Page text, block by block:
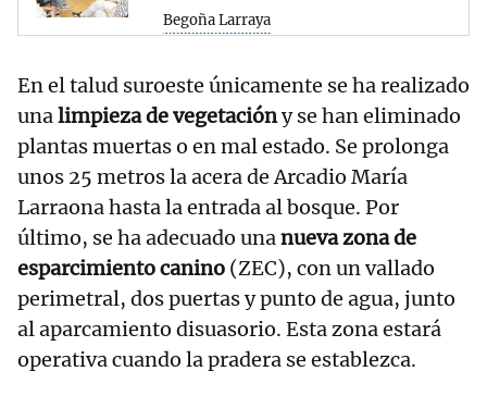
Begoña Larraya
En el talud suroeste únicamente se ha realizado
unalimpieza de vegetacióny se han eliminado
plantas muertas o en mal estado. Se prolonga
unos 25 metros la acera de Arcadio María
Larraona hasta la entrada al bosque. Por
último, se ha adecuado unanueva zona de
esparcimiento canino (ZEC), con un vallado
perimetral, dos puertas y punto de agua, junto
al aparcamiento disuasorio. Esta zona estará
operativa cuando la pradera se establezca.